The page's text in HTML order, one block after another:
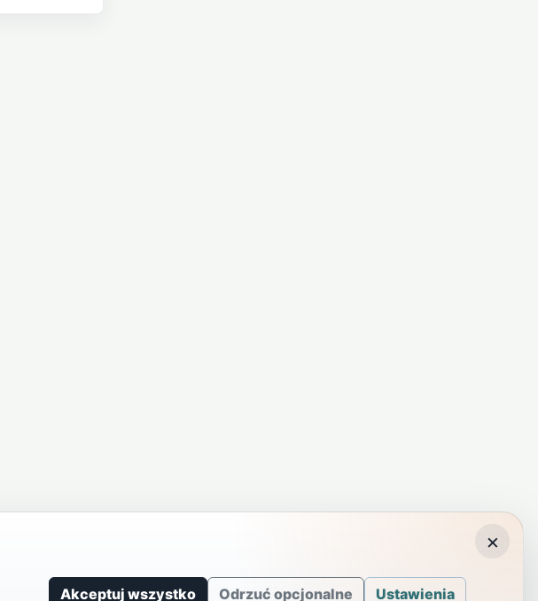
Akceptuj wszystko Odrzuć opcjonalne Ustawienia
×